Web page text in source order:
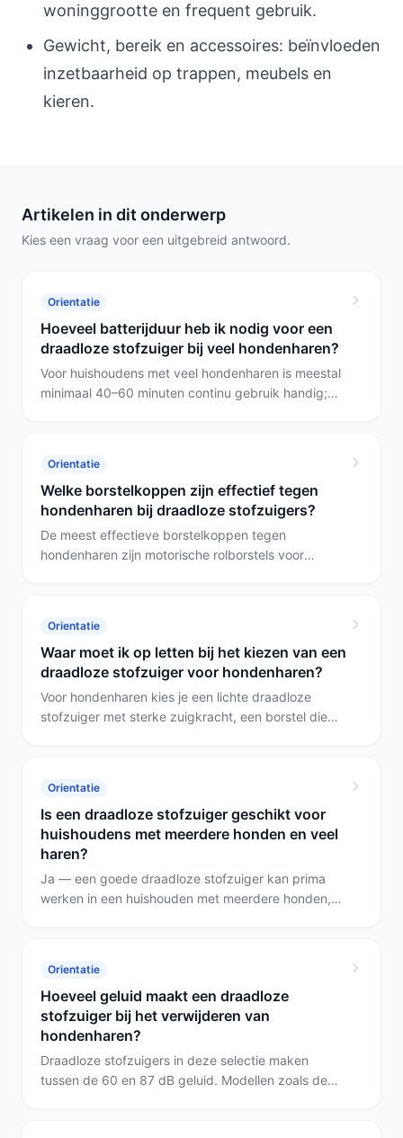
woninggrootte en frequent gebruik.
Gewicht, bereik en accessoires: beïnvloeden
inzetbaarheid op trappen, meubels en
kieren.
Artikelen in dit onderwerp
Kies een vraag voor een uitgebreid antwoord.
Orientatie
Hoeveel batterijduur heb ik nodig voor een
draadloze stofzuiger bij veel hondenharen?
Voor huishoudens met veel hondenharen is meestal
minimaal 40–60 minuten continu gebruik handig;
20–30 minuten, maar voor grondig schoonmaken
van meubelen en vloeren is langere runtime of een
extra accu praktisch.
Orientatie
Welke borstelkoppen zijn effectief tegen
hondenharen bij draadloze stofzuigers?
De meest effectieve borstelkoppen tegen
hondenharen zijn motorische rolborstels voor
door een speciale dierenharenborstel en
bekledingsborstel; de Roborock F25 ACE biedt een
gemotoriseerde miniborstel voor meubels.
Orientatie
Waar moet ik op letten bij het kiezen van een
draadloze stofzuiger voor hondenharen?
Voor hondenharen kies je een lichte draadloze
stofzuiger met sterke zuigkracht, een borstel die
borstel en een HEPA-filter; let wel op maximale
gebruiksduur en beperkte accessoires.
Orientatie
Is een draadloze stofzuiger geschikt voor
huishoudens met meerdere honden en veel
haren?
Ja — een goede draadloze stofzuiger kan prima
werken in een huishouden met meerdere honden,
een model met lange looptijd of verwisselbare accu;
zonder dat verlies je snelheid bij veel haren.
Orientatie
Hoeveel geluid maakt een draadloze
stofzuiger bij het verwijderen van
hondenharen?
Draadloze stofzuigers in deze selectie maken
tussen de 60 en 87 dB geluid. Modellen zoals de